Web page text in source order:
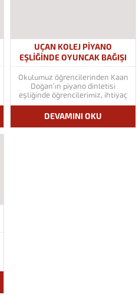
UÇAN KOLEJ PİYANO
EŞLİĞİNDE OYUNCAK BAĞIŞI
Okulumuz öğrencilerinden Kaan
Doğan’ın piyano dinletisi
eşliğinde öğrencilerimiz, ihtiyaç
sahibi olan arkadaşlarına
oyuncak bağışında bulundular.
DEVAMINI OKU